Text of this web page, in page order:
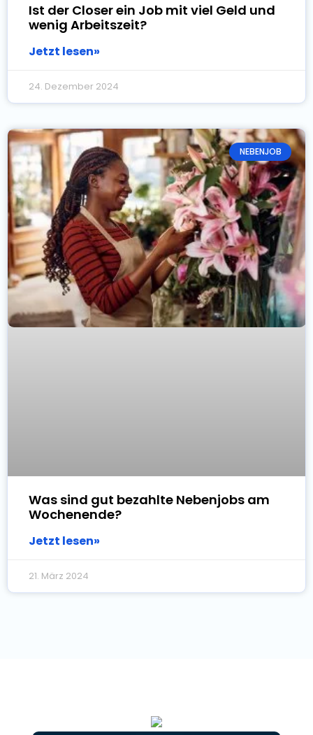
Ist der Closer ein Job mit viel Geld und
wenig Arbeitszeit?
Jetzt lesen»
24. Dezember 2024
NEBENJOB
Was sind gut bezahlte Nebenjobs am
Wochenende?
Jetzt lesen»
21. März 2024